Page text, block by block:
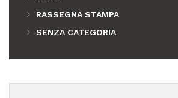
RASSEGNA STAMPA
SENZA CATEGORIA